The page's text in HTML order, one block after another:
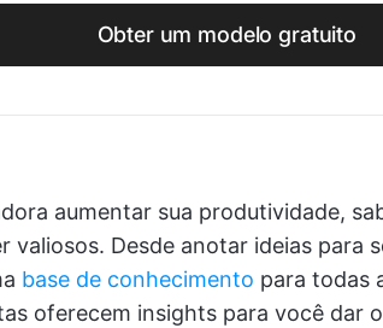
Obter um modelo gratuito
aumentar sua produtividade,
valiosos. Desde anotar ideias para
base de conhecimento para todas
oferecem insights para você dar